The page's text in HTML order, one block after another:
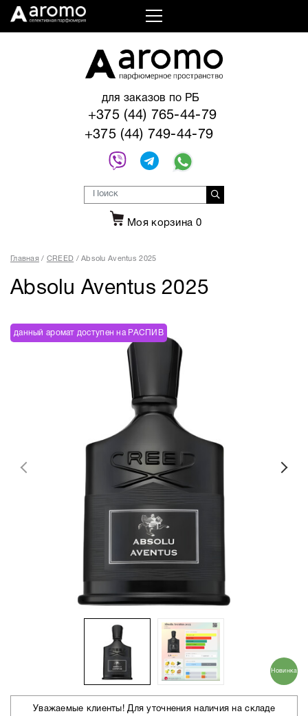
для заказов по РБ
+375 (44) 765-44-79
+375 (44) 749-44-79
Моя корзина 0
Главная CREED Absolu Aventus 2025
Absolu Aventus 2025
данный аромат доступен на РАСПИВ
Новинка
Уважаемые клиенты! Для уточнения наличия на складе